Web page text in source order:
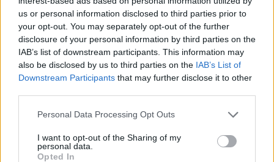
us or personal information disclosed to third parties prior to
your opt-out. You may separately opt-out of the further
disclosure of your personal information by third parties on the
IAB’s list of downstream participants. This information may
also be disclosed by us to third parties on the IAB’s List of
Downstream Participants that may further disclose it to other
Personal Data Processing Opt Outs
I want to opt-out of the Sharing of my
personal data.
Opted In
del tutore, procederà con la riabilitazione e con il recupero
funzionale per oltre due mesi. Il pivot, dunque, dovrebbe
tornare a disposizione di Coach Ponticiello entro la fine di
novembre.
coscia sinistra. Il playmaker classe '98 ha già ripreso ad
allenarsi e nel giro di una settimana circa tornerà a piena
disposizione di coach Ponticiello.